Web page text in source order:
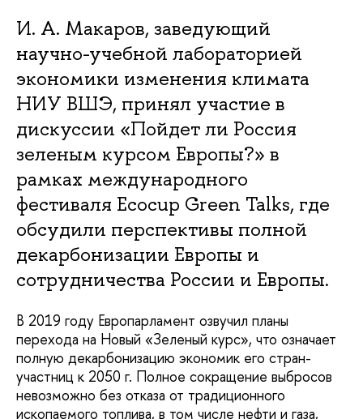
И. А. Макаров, заведующий
научно-учебной лабораторией
экономики изменения климата
НИУ ВШЭ, принял участие в
дискуссии «Пойдет ли Россия
зеленым курсом Европы?» в
рамках международного
фестиваля Ecocup Green Talks, где
обсудили перспективы полной
декарбонизации Европы и
сотрудничества России и Европы.
В 2019 году Европарламент озвучил планы
перехода на Новый «Зеленый курс», что означает
полную декарбонизацию экономик его стран-
участниц к 2050 г. Полное сокращение выбросов
невозможно без отказа от традиционного
ископаемого топлива, в том числе нефти и газа,